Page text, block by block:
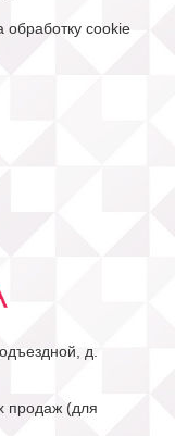
обработку cookie
д.
продаж (для